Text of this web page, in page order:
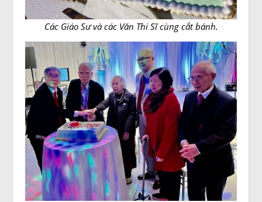
Các Giáo Sư và các Văn Thi Sĩ cùng cắt bánh.